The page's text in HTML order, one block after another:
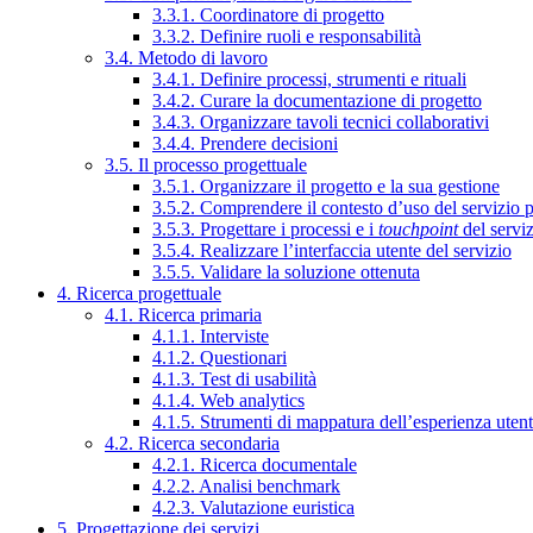
3.3.1. Coordinatore di progetto
3.3.2. Definire ruoli e responsabilità
3.4. Metodo di lavoro
3.4.1. Definire processi, strumenti e rituali
3.4.2. Curare la documentazione di progetto
3.4.3. Organizzare tavoli tecnici collaborativi
3.4.4. Prendere decisioni
3.5. Il processo progettuale
3.5.1. Organizzare il progetto e la sua gestione
3.5.2. Comprendere il contesto d’uso del servizio
3.5.3. Progettare i processi e i touchpointdel
3.5.4. Realizzare l’interfaccia utente del servizio
3.5.5. Validare la soluzione ottenuta
4. Ricerca progettuale
4.1. Ricerca primaria
4.1.1. Interviste
4.1.2. Questionari
4.1.3. Test di usabilità
4.1.4. Web analytics
4.1.5. Strumenti di mappatura dell’esperienza
4.2. Ricerca secondaria
4.2.1. Ricerca documentale
4.2.2. Analisi benchmark
4.2.3. Valutazione euristica
5. Progettazione dei servizi